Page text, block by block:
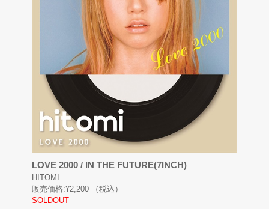
LOVE 2000 / IN THE FUTURE(7INCH)
HITOMI
販売価格:¥2,200
（税込）
SOLDOUT